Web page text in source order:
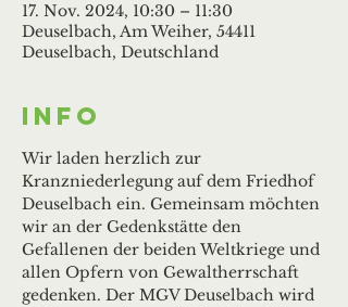
17. Nov. 2024, 10:30 – 11:30
Deuselbach, Am Weiher, 54411
Deuselbach, Deutschland
Info
Wir laden herzlich zur
Kranzniederlegung auf dem Friedhof
Deuselbach ein. Gemeinsam möchten
wir an der Gedenkstätte den
Gefallenen der beiden Weltkriege und
allen Opfern von Gewaltherrschaft
gedenken. Der MGV Deuselbach wird